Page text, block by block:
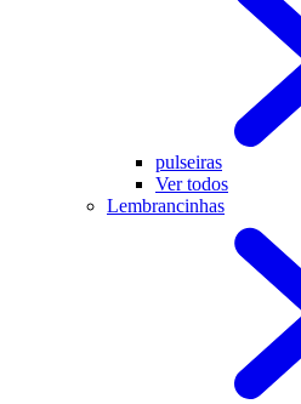
pulseiras
Ver todos
Lembrancinhas